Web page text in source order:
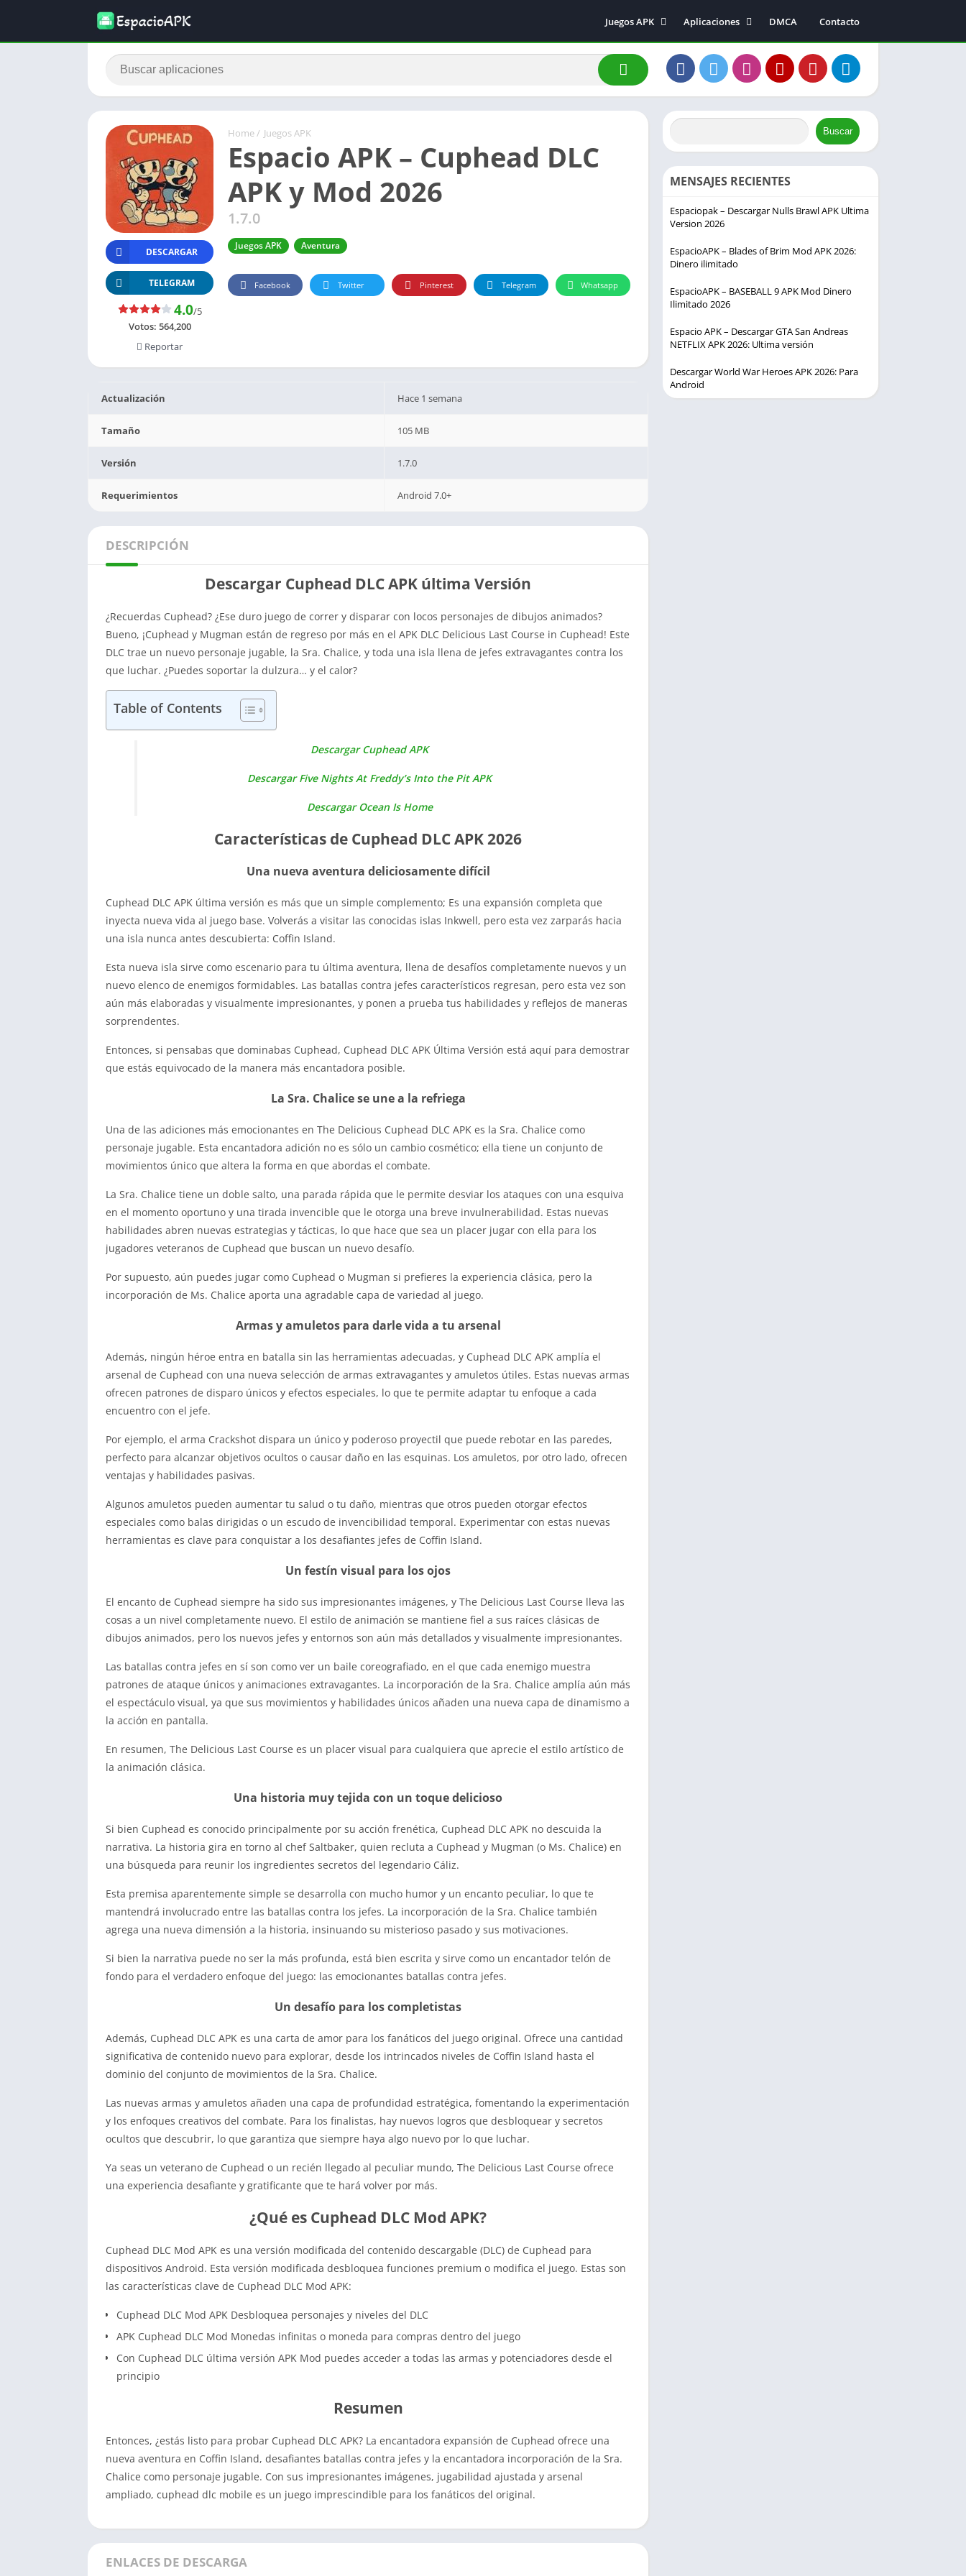
Juegos APK
Acción
Arcade
Aventura
Carreras
Aplicaciones
Música y audio
Entretenimiento
Comunicación
DMCA Contacto
Home / Juegos APK
Espacio APK – Cuphead DLC
APK y Mod 2026
1.7.0
Juegos APK Aventura
DESCARGAR
TELEGRAM
4.0/5
Votos: 564,200
Reportar
Facebook Twitter Pinterest Telegram Whatsapp
Actualización Hace 1 semana
Tamaño 105 MB
Versión 1.7.0
Requerimientos Android 7.0+
DESCRIPCIÓN
Descargar Cuphead DLC APK última Versión
¿Recuerdas Cuphead? ¿Ese duro juego de correr y disparar con locos personajes de dibujos animados?
Bueno, ¡Cuphead y Mugman están de regreso por más en el APK DLC Delicious Last Course in Cuphead! Este
DLC trae un nuevo personaje jugable, la Sra. Chalice, y toda una isla llena de jefes extravagantes contra los
que luchar. ¿Puedes soportar la dulzura… y el calor?
Table of Contents
Descargar Cuphead APK
Descargar Five Nights At Freddy’s Into the Pit APK
Descargar Ocean Is Home
Características de Cuphead DLC APK 2026
Una nueva aventura deliciosamente difícil
Cuphead DLC APK última versión es más que un simple complemento; Es una expansión completa que
inyecta nueva vida al juego base. Volverás a visitar las conocidas islas Inkwell, pero esta vez zarparás hacia
una isla nunca antes descubierta: Coffin Island.
Esta nueva isla sirve como escenario para tu última aventura, llena de desafíos completamente nuevos y un
nuevo elenco de enemigos formidables. Las batallas contra jefes característicos regresan, pero esta vez son
aún más elaboradas y visualmente impresionantes, y ponen a prueba tus habilidades y reflejos de maneras
sorprendentes.
Entonces, si pensabas que dominabas Cuphead, Cuphead DLC APK Última Versión está aquí para demostrar
que estás equivocado de la manera más encantadora posible.
La Sra. Chalice se une a la refriega
Una de las adiciones más emocionantes en The Delicious Cuphead DLC APK es la Sra. Chalice como
personaje jugable. Esta encantadora adición no es sólo un cambio cosmético; ella tiene un conjunto de
movimientos único que altera la forma en que abordas el combate.
La Sra. Chalice tiene un doble salto, una parada rápida que le permite desviar los ataques con una esquiva
en el momento oportuno y una tirada invencible que le otorga una breve invulnerabilidad. Estas nuevas
habilidades abren nuevas estrategias y tácticas, lo que hace que sea un placer jugar con ella para los
jugadores veteranos de Cuphead que buscan un nuevo desafío.
Por supuesto, aún puedes jugar como Cuphead o Mugman si prefieres la experiencia clásica, pero la
incorporación de Ms. Chalice aporta una agradable capa de variedad al juego.
Armas y amuletos para darle vida a tu arsenal
Además, ningún héroe entra en batalla sin las herramientas adecuadas, y Cuphead DLC APK amplía el
arsenal de Cuphead con una nueva selección de armas extravagantes y amuletos útiles. Estas nuevas armas
ofrecen patrones de disparo únicos y efectos especiales, lo que te permite adaptar tu enfoque a cada
encuentro con el jefe.
Por ejemplo, el arma Crackshot dispara un único y poderoso proyectil que puede rebotar en las paredes,
perfecto para alcanzar objetivos ocultos o causar daño en las esquinas. Los amuletos, por otro lado, ofrecen
ventajas y habilidades pasivas.
Algunos amuletos pueden aumentar tu salud o tu daño, mientras que otros pueden otorgar efectos
especiales como balas dirigidas o un escudo de invencibilidad temporal. Experimentar con estas nuevas
herramientas es clave para conquistar a los desafiantes jefes de Coffin Island.
Un festín visual para los ojos
El encanto de Cuphead siempre ha sido sus impresionantes imágenes, y The Delicious Last Course lleva las
cosas a un nivel completamente nuevo. El estilo de animación se mantiene fiel a sus raíces clásicas de
dibujos animados, pero los nuevos jefes y entornos son aún más detallados y visualmente impresionantes.
Las batallas contra jefes en sí son como ver un baile coreografiado, en el que cada enemigo muestra
patrones de ataque únicos y animaciones extravagantes. La incorporación de la Sra. Chalice amplía aún más
el espectáculo visual, ya que sus movimientos y habilidades únicos añaden una nueva capa de dinamismo a
la acción en pantalla.
En resumen, The Delicious Last Course es un placer visual para cualquiera que aprecie el estilo artístico de
la animación clásica.
Una historia muy tejida con un toque delicioso
Si bien Cuphead es conocido principalmente por su acción frenética, Cuphead DLC APK no descuida la
narrativa. La historia gira en torno al chef Saltbaker, quien recluta a Cuphead y Mugman (o Ms. Chalice) en
una búsqueda para reunir los ingredientes secretos del legendario Cáliz.
Esta premisa aparentemente simple se desarrolla con mucho humor y un encanto peculiar, lo que te
mantendrá involucrado entre las batallas contra los jefes. La incorporación de la Sra. Chalice también
agrega una nueva dimensión a la historia, insinuando su misterioso pasado y sus motivaciones.
Si bien la narrativa puede no ser la más profunda, está bien escrita y sirve como un encantador telón de
fondo para el verdadero enfoque del juego: las emocionantes batallas contra jefes.
Un desafío para los completistas
Además, Cuphead DLC APK es una carta de amor para los fanáticos del juego original. Ofrece una cantidad
significativa de contenido nuevo para explorar, desde los intrincados niveles de Coffin Island hasta el
dominio del conjunto de movimientos de la Sra. Chalice.
Las nuevas armas y amuletos añaden una capa de profundidad estratégica, fomentando la experimentación
y los enfoques creativos del combate. Para los finalistas, hay nuevos logros que desbloquear y secretos
ocultos que descubrir, lo que garantiza que siempre haya algo nuevo por lo que luchar.
Ya seas un veterano de Cuphead o un recién llegado al peculiar mundo, The Delicious Last Course ofrece
una experiencia desafiante y gratificante que te hará volver por más.
¿Qué es Cuphead DLC Mod APK?
Cuphead DLC Mod APK es una versión modificada del contenido descargable (DLC) de Cuphead para
dispositivos Android. Esta versión modificada desbloquea funciones premium o modifica el juego. Estas son
las características clave de Cuphead DLC Mod APK:
Cuphead DLC Mod APK Desbloquea personajes y niveles del DLC
APK Cuphead DLC Mod Monedas infinitas o moneda para compras dentro del juego
Con Cuphead DLC última versión APK Mod puedes acceder a todas las armas y potenciadores desde el
principio
Resumen
Entonces, ¿estás listo para probar Cuphead DLC APK? La encantadora expansión de Cuphead ofrece una
nueva aventura en Coffin Island, desafiantes batallas contra jefes y la encantadora incorporación de la Sra.
Chalice como personaje jugable. Con sus impresionantes imágenes, jugabilidad ajustada y arsenal
ampliado, cuphead dlc mobile es un juego imprescindible para los fanáticos del original.
ENLACES DE DESCARGA
Buscar
MENSAJES RECIENTES
Espaciopak – Descargar Nulls Brawl APK Ultima
Version 2026
EspacioAPK – Blades of Brim Mod APK 2026:
Dinero ilimitado
EspacioAPK – BASEBALL 9 APK Mod Dinero
Ilimitado 2026
Espacio APK – Descargar GTA San Andreas
NETFLIX APK 2026: Ultima versión
Descargar World War Heroes APK 2026: Para
Android